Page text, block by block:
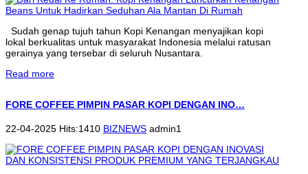
Sudah genap tujuh tahun Kopi Kenangan menyajikan kopi
lokal berkualitas untuk masyarakat Indonesia melalui ratusan
gerainya yang tersebar di seluruh Nusantara.
Read more
FORE COFFEE PIMPIN PASAR KOPI DENGAN INO…
22-04-2025 Hits:1410 BIZNEWS admin1